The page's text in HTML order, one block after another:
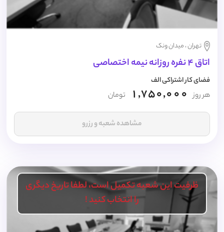
تهران ، میدان ونک
اتاق 4 نفره روزانه نیمه اختصاصی
فضای کار اشتراکی الف
هر روز 1,750,000 تومان
مشاهده شعبه و رزرو
ظرفیت این شعبه تکمیل است، لطفا تاریخ دیگری
را انتخاب کنید !